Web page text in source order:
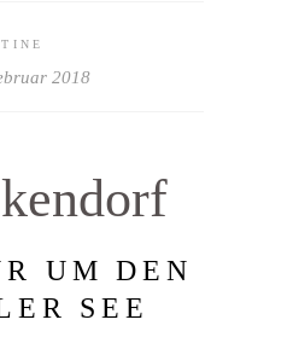
TINE
2018
UM DEN
SEE